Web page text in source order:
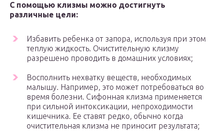
С помощью клизмы можно достигнуть
различные цели:
Избавить ребенка от запора, используя при этом
теплую жидкость. Очистительную клизму
разрешено проводить в домашних условиях;
Восполнить нехватку веществ, необходимых
малышу. Например, это может потребоваться во
время болезни. Сифонная клизма применяется
при сильной интоксикации, непроходимости
кишечника. Ее ставят редко, обычно когда
очистительная клизма не приносит результата;